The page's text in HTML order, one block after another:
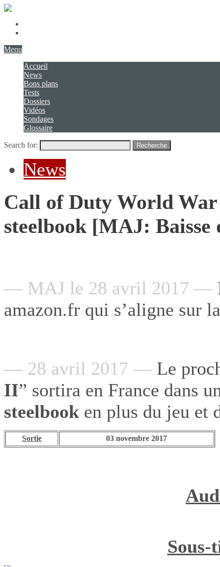
Menu
Accueil
News
Bons plans
Tests
Dossiers
Vidéos
Sondages
Glossaire
Search for: Recherche
News
Call of Duty World
steelbook [MAJ: Baisse
— MAJ le 28 avril 2017 —
amazon.fr qui s’aligne sur
— 28 avril 2017 — Le
II” sortira en France dans
steelbook en plus du jeu et
Sortie 03 novembre 2017
Sous-